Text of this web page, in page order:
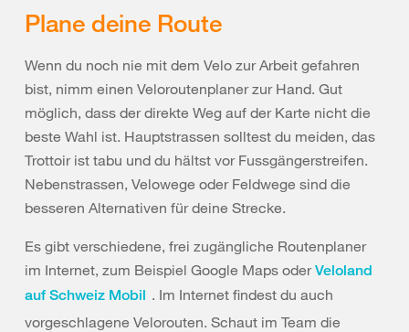
Plane deine Route
Wenn du noch nie mit dem Velo zur Arbeit gefahren
bist, nimm einen Veloroutenplaner zur Hand. Gut
möglich, dass der direkte Weg auf der Karte nicht die
beste Wahl ist. Hauptstrassen solltest du meiden, das
Trottoir ist tabu und du hältst vor Fussgängerstreifen.
Nebenstrassen, Velowege oder Feldwege sind die
besseren Alternativen für deine Strecke.
Es gibt verschiedene, frei zugängliche Routenplaner
im Internet, zum Beispiel Google Maps oderVeloland
auf Schweiz Mobil . Im Internet findest du auch
vorgeschlagene Velorouten. Schaut im Team die